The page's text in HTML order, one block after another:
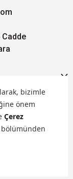
bizimle
önem
Çerez
bölümünden
Cadde